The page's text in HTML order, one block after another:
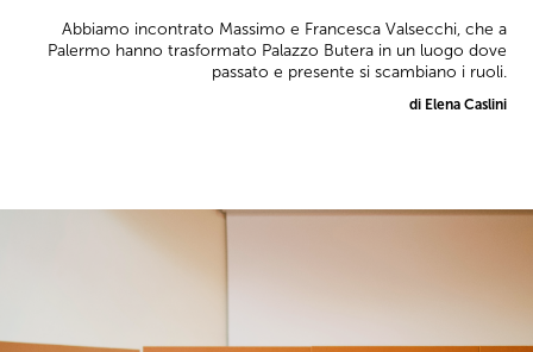
Abbiamo incontrato Massimo e Francesca Valsecchi, che a
Palermo hanno trasformato Palazzo Butera in un luogo dove
passato e presente si scambiano i ruoli.
di Elena Caslini